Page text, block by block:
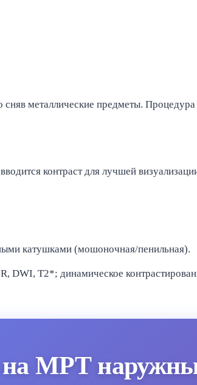
металлические предметы. Процедура
контраст для лучшей
катушками (мошоночная/пенильная).
DWI, T2*; динамическое
МРТ